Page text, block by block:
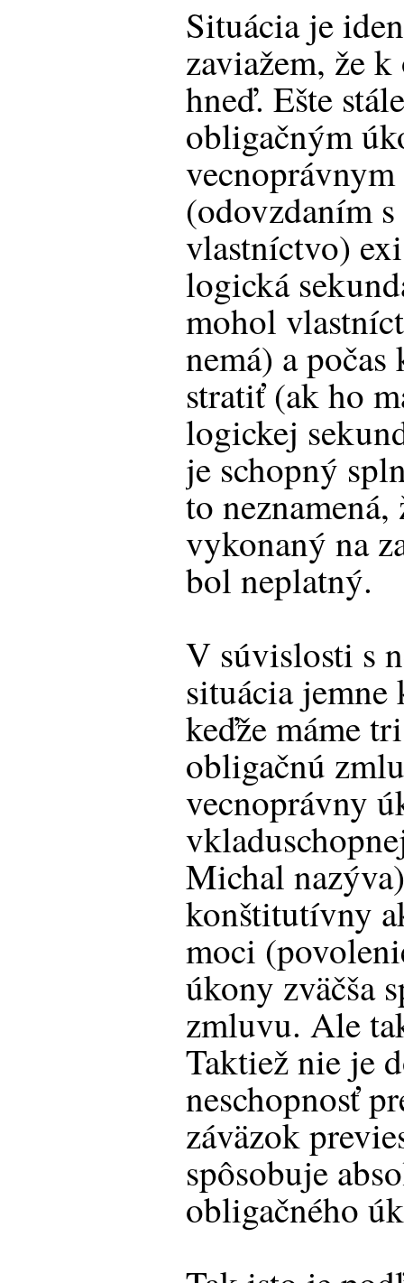
Situácia je
zaviažem, že
hneď. Ešte
obligačným
(odovzdaním
vlastníctvo)
logická
mohol
nemá) a
stratiť (ak ho
logickej
je schopný
to
vykonaný na
bol neplatný.
V súvislosti s
situácia
keďže máme
obligačnú
vecnoprávny
Michal
konštitutívny
moci
úkony zväčša
zmluvu. Ale
Taktiež nie je
neschopnosť
záväzok
spôsobuje
obligačného